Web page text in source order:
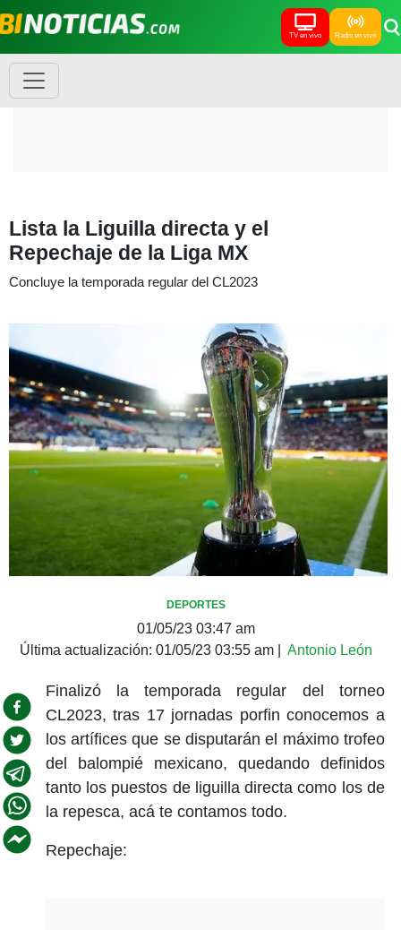
TV en vivo Radio en vivo
Lista la Liguilla directa y el
Repechaje de la Liga MX
Concluye la temporada regular del CL2023
DEPORTES
01/05/23 03:47 am
Última actualización: 01/05/23 03:55 am Antonio León
Finalizó la temporada regular del torneo
CL2023, tras 17 jornadas porfin conocemos a
los artífices que se disputarán el máximo trofeo
del balompié mexicano, quedando definidos
tanto los puestos de liguilla directa como los de
la repesca, acá te contamos todo.
Repechaje: